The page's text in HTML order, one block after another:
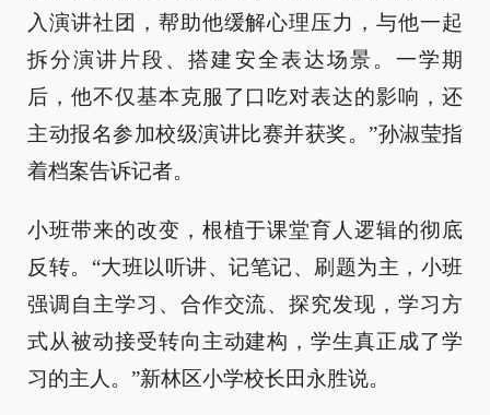
入演讲社团，帮助他缓解心理压力，与他一起
拆分演讲片段、搭建安全表达场景。一学期
后，他不仅基本克服了口吃对表达的影响，还
主动报名参加校级演讲比赛并获奖。”孙淑莹指
着档案告诉记者。
小班带来的改变，根植于课堂育人逻辑的彻底
反转。“大班以听讲、记笔记、刷题为主，小班
强调自主学习、合作交流、探究发现，学习方
式从被动接受转向主动建构，学生真正成了学
习的主人。”新林区小学校长田永胜说。